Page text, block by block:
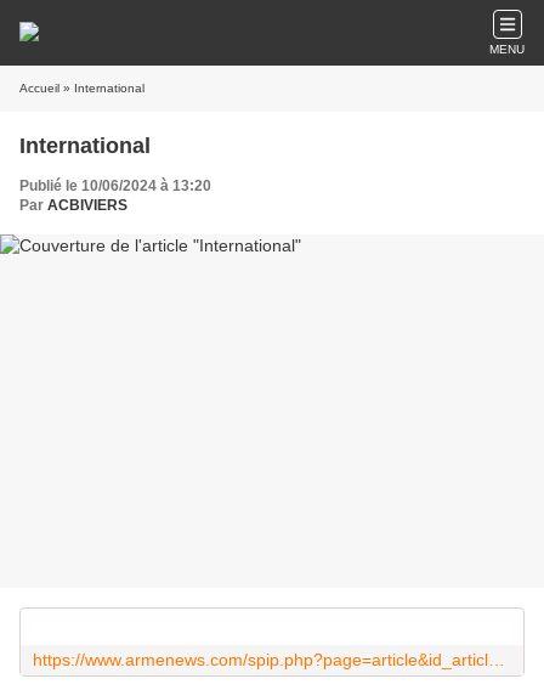
MENU
Accueil » International
International
Publié le 10/06/2024 à 13:20
Par ACBIVIERS